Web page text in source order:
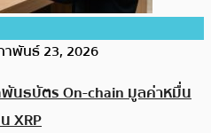
พันธ์ 23, 2026
นธบัตร On-chain มูลค่าหมื่น
XRP